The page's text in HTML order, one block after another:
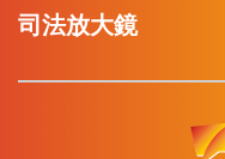
司法放大鏡